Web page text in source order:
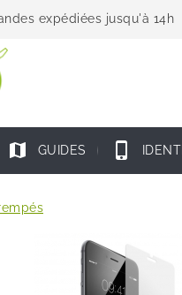
expédiées jusqu'à 14h
map GUIDES phone_iphone